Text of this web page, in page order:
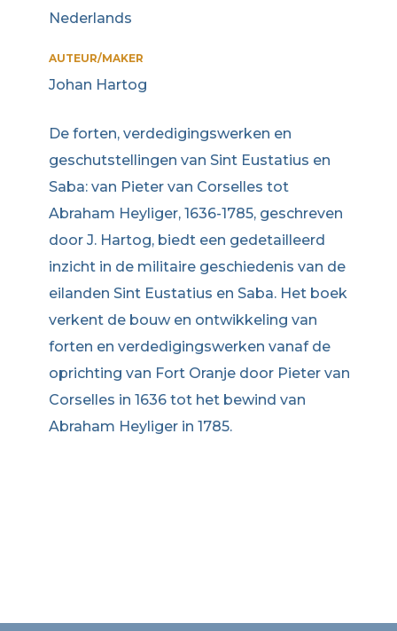
Nederlands
AUTEUR/MAKER
Johan Hartog
De forten, verdedigingswerken en
geschutstellingen van Sint Eustatius en
Saba: van Pieter van Corselles tot
Abraham Heyliger, 1636-1785, geschreven
door J. Hartog, biedt een gedetailleerd
inzicht in de militaire geschiedenis van de
eilanden Sint Eustatius en Saba. Het boek
verkent de bouw en ontwikkeling van
forten en verdedigingswerken vanaf de
oprichting van Fort Oranje door Pieter van
Corselles in 1636 tot het bewind van
Abraham Heyliger in 1785.